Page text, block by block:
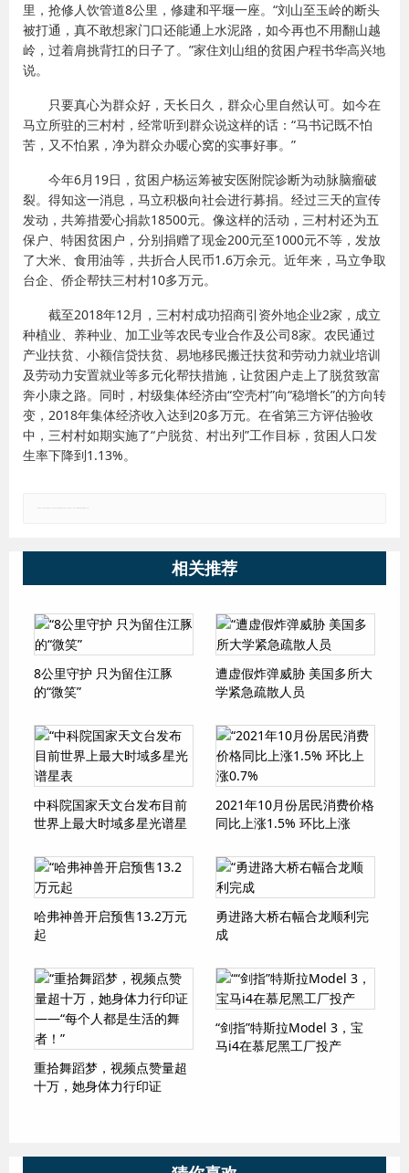
里，抢修人饮管道8公里，修建和平堰一座。“刘山至玉岭的断头
被打通，真不敢想家门口还能通上水泥路，如今再也不用翻山越
岭，过着肩挑背扛的日子了。”家住刘山组的贫困户程书华高兴地
说。
只要真心为群众好，天长日久，群众心里自然认可。如今在
马立所驻的三村村，经常听到群众说这样的话：“马书记既不怕
苦，又不怕累，净为群众办暖心窝的实事好事。”
今年6月19日，贫困户杨运筹被安医附院诊断为动脉脑瘤破
裂。得知这一消息，马立积极向社会进行募捐。经过三天的宣传
发动，共筹措爱心捐款18500元。像这样的活动，三村村还为五
保户、特困贫困户，分别捐赠了现金200元至1000元不等，发放
了大米、食用油等，共折合人民币1.6万余元。近年来，马立争取
台企、侨企帮扶三村村10多万元。
截至2018年12月，三村村成功招商引资外地企业2家，成立
种植业、养种业、加工业等农民专业合作及公司8家。农民通过
产业扶贫、小额信贷扶贫、易地移民搬迁扶贫和劳动力就业培训
及劳动力安置就业等多元化帮扶措施，让贫困户走上了脱贫致富
奔小康之路。同时，村级集体经济由“空壳村”向“稳增长”的方向转
变，2018年集体经济收入达到20多万元。在省第三方评估验收
中，三村村如期实施了“户脱贫、村出列”工作目标，贫困人口发
生率下降到1.13%。
相关推荐
8公里守护 只为留住江豚
的“微笑”
遭虚假炸弹威胁 美国多所大
学紧急疏散人员
中科院国家天文台发布目前
世界上最大时域多星光谱星
2021年10月份居民消费价格
同比上涨1.5% 环比上涨
哈弗神兽开启预售13.2万元
起
勇进路大桥右幅合龙顺利完
成
重拾舞蹈梦，视频点赞量超
十万，她身体力行印证
“剑指”特斯拉Model 3，宝
马i4在慕尼黑工厂投产